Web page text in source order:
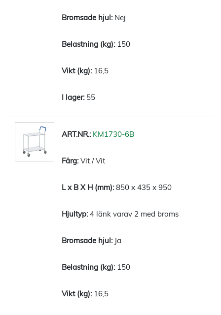
Nej
150
16,5
55
KM1730-6B
Vit / Vit
850 x 435 x 950
4 länk varav 2 med broms
Ja
150
16,5